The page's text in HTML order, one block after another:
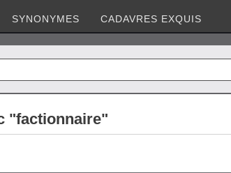
SYNONYMES CADAVRES EXQUIS
"factionnaire"